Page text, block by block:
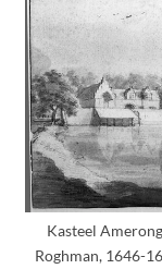
Kasteel
Roghman, 1646-